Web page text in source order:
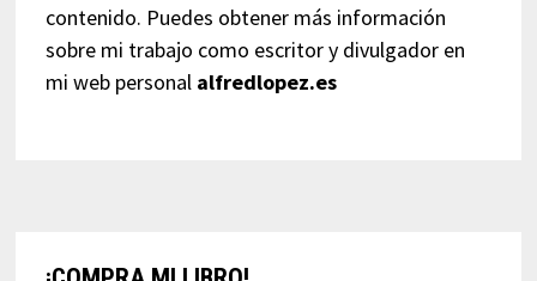
contenido. Puedes obtener más información
sobre mi trabajo como escritor y divulgador en
mi web personal alfredlopez.es